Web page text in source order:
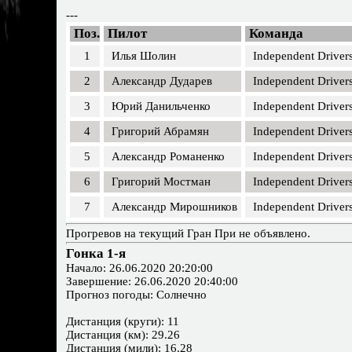
---
Поз. Пилот Команда
1 Илья Шолин
Independent
2
Александр Дударев
Independent
3
Юрий Данильченко
Independent
4
Григорий Абрамян
Independent
5
Александр Романенко
Independent
6
Григорий Мостман
Independent
7
Александр Мирошников Independent
Прогревов на текущий Гран При не объявлено.
Гонка 1-я
Начало: 26.06.2020 20:20:00
Завершение: 26.06.2020 20:40:00
Прогноз погоды: Солнечно
Дистанция (круги): 11
Дистанция (км): 29.26
Дистанция (мили): 16.28